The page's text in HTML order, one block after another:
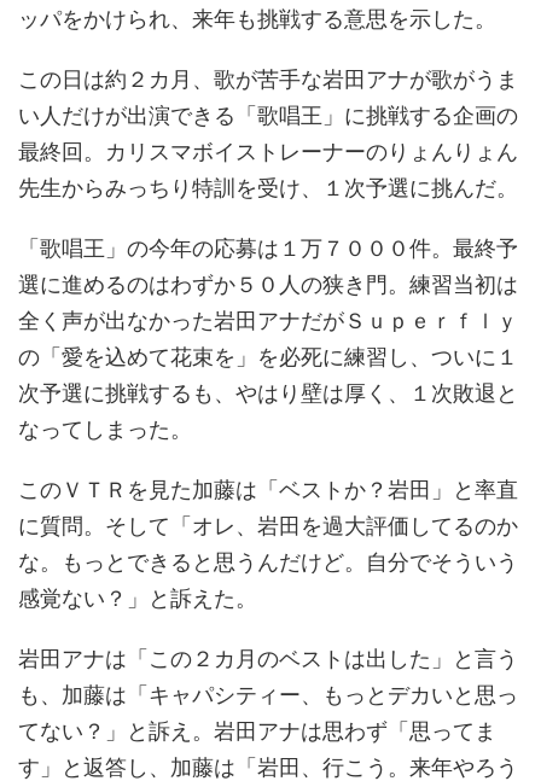
ッパをかけられ、来年も挑戦する意思を示した。
この日は約２カ月、歌が苦手な岩田アナが歌がうま
い人だけが出演できる「歌唱王」に挑戦する企画の
最終回。カリスマボイストレーナーのりょんりょん
先生からみっちり特訓を受け、１次予選に挑んだ。
「歌唱王」の今年の応募は１万７０００件。最終予
選に進めるのはわずか５０人の狭き門。練習当初は
全く声が出なかった岩田アナだがＳｕｐｅｒｆｌｙ
の「愛を込めて花束を」を必死に練習し、ついに１
次予選に挑戦するも、やはり壁は厚く、１次敗退と
なってしまった。
このＶＴＲを見た加藤は「ベストか？岩田」と率直
に質問。そして「オレ、岩田を過大評価してるのか
な。もっとできると思うんだけど。自分でそういう
感覚ない？」と訴えた。
岩田アナは「この２カ月のベストは出した」と言う
も、加藤は「キャパシティー、もっとデカいと思っ
てない？」と訴え。岩田アナは思わず「思ってま
す」と返答し、加藤は「岩田、行こう。来年やろう